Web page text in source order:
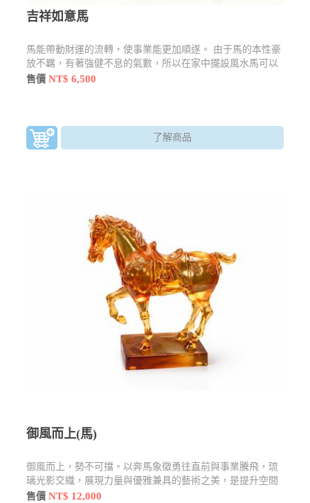
吉祥如意馬
馬能帶動財運的流轉，使事業能更加順遂。 由于馬的本性豪
放不羈，有著強健不息的氣數，所以在家中擺設風水馬可以
讓人有振作奮發的作為。
售價NT$ 6,500
了解商品
御風而上(馬)
御風而上，勢不可擋。以奔馬象徵勇往直前與事業騰飛，琉
璃光影交織，展現力量與優雅兼具的藝術之美，是提升空間
格調與寓意祝福的理想擺件。
售價NT$ 12,000